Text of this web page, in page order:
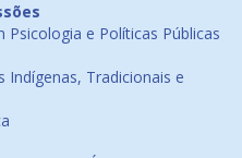
Psicologia e Políticas Públicas
Indígenas, Tradicionais e